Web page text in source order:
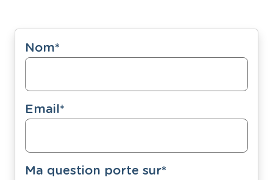
Nom*
Email*
Ma question porte sur*